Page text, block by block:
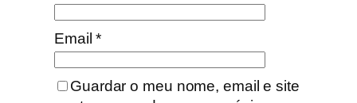
Email*
Guardar o meu nome, email e site